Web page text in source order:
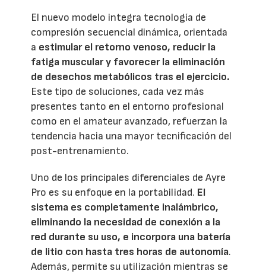
El nuevo modelo integra tecnología de
compresión secuencial dinámica, orientada
a estimular el retorno venoso, reducir la
fatiga muscular y favorecer la eliminación
de desechos metabólicos tras el ejercicio.
Este tipo de soluciones, cada vez más
presentes tanto en el entorno profesional
como en el amateur avanzado, refuerzan la
tendencia hacia una mayor tecnificación del
post-entrenamiento.
Uno de los principales diferenciales de Ayre
Pro es su enfoque en la portabilidad. El
sistema es completamente inalámbrico,
eliminando la necesidad de conexión a la
red durante su uso, e incorpora una batería
de litio con hasta tres horas de autonomía.
Además, permite su utilización mientras se